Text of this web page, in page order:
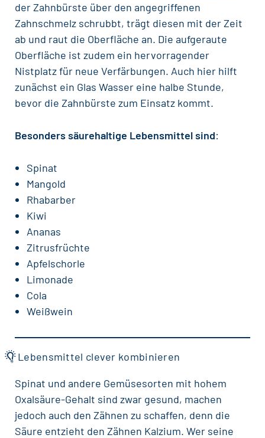
derZahnbürste über den angegriffenen
Zahnschmelz schrubbt, trägt diesen mit der Zeit
ab und raut die Oberfläche an. Die aufgeraute
Oberfläche ist zudem ein hervorragender
Nistplatz für neue Verfärbungen. Auch hier hilft
zunächst ein Glas Wasser eine halbe Stunde,
bevor die Zahnbürste zum Einsatz kommt.
Besonders säurehaltige Lebensmittel sind:
Spinat
Mangold
Rhabarber
Kiwi
Ananas
Zitrusfrüchte
Apfelschorle
Limonade
Cola
Weißwein
Lebensmittel clever kombinieren
Spinat und andere Gemüsesorten mit hohem
Oxalsäure-Gehalt sind zwar gesund, machen
jedoch auch den Zähnen zu schaffen, denn die
Säure entzieht den Zähnen Kalzium. Wer seine